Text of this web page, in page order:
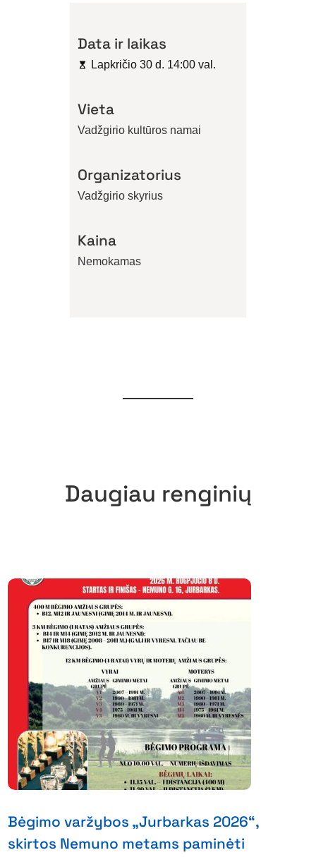
Data ir laikas
Lapkričio 30 d. 14:00 val.
Vieta
Vadžgirio kultūros namai
Organizatorius
Vadžgirio skyrius
Kaina
Nemokamas
Daugiau renginių
Bėgimo varžybos „Jurbarkas 2026“,
skirtos Nemuno metams paminėti